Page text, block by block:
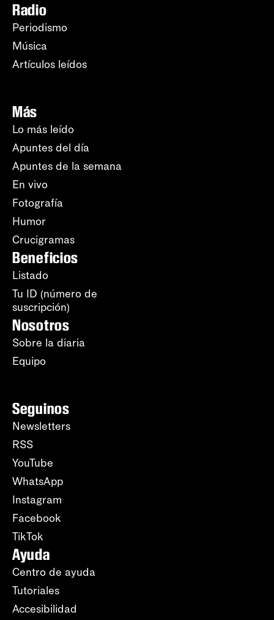
Radio
Periodismo
Música
Artículos leídos
Más
Lo más leído
Apuntes del día
Apuntes de la semana
En vivo
Fotografía
Humor
Crucigramas
Beneficios
Listado
Tu ID (número de
suscripción)
Nosotros
Sobre la diaria
Equipo
Seguinos
Newsletters
RSS
YouTube
WhatsApp
Instagram
Facebook
TikTok
Ayuda
Centro de ayuda
Tutoriales
Accesibilidad